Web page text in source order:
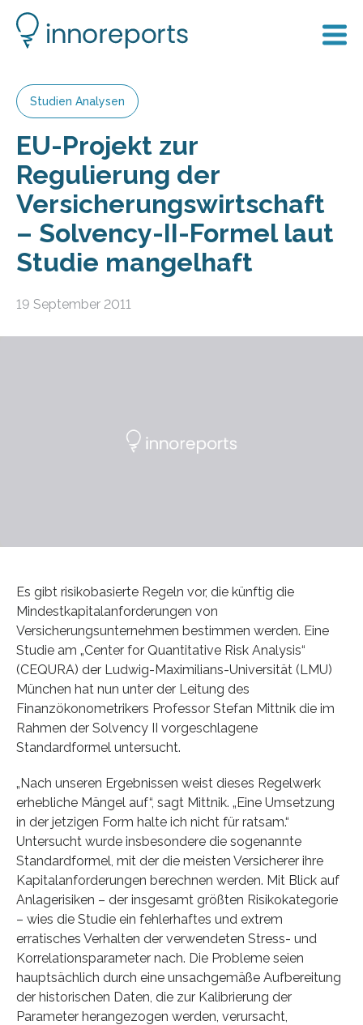
Studien Analysen
EU-Projekt zur
Regulierung der
Versicherungswirtschaft
– Solvency-II-Formel laut
Studie mangelhaft
19 September 2011
Es gibt risikobasierte Regeln vor, die künftig die
Mindestkapitalanforderungen von
Versicherungsunternehmen bestimmen werden. Eine
Studie am „Center for Quantitative Risk Analysis“
(CEQURA) der Ludwig-Maximilians-Universität (LMU)
München hat nun unter der Leitung des
Finanzökonometrikers Professor Stefan Mittnik die im
Rahmen der Solvency II vorgeschlagene
Standardformel untersucht.
„Nach unseren Ergebnissen weist dieses Regelwerk
erhebliche Mängel auf“, sagt Mittnik. „Eine Umsetzung
in der jetzigen Form halte ich nicht für ratsam.“
Untersucht wurde insbesondere die sogenannte
Standardformel, mit der die meisten Versicherer ihre
Kapitalanforderungen berechnen werden. Mit Blick auf
Anlagerisiken – der insgesamt größten Risikokategorie
– wies die Studie ein fehlerhaftes und extrem
erratisches Verhalten der verwendeten Stress- und
Korrelationsparameter nach. Die Probleme seien
hauptsächlich durch eine unsachgemäße Aufbereitung
der historischen Daten, die zur Kalibrierung der
Parameter herangezogen werden, verursacht,